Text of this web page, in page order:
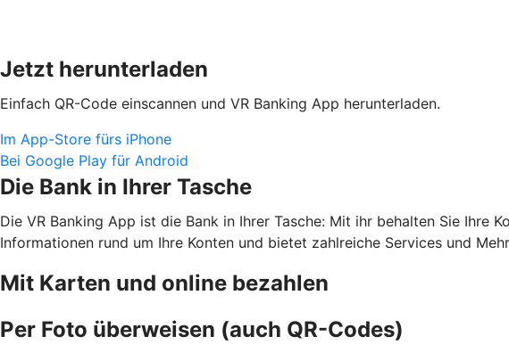
Jetzt herunterladen
Einfach QR-Code einscannen und VR Banking App herunterladen.
Im App-Store fürs iPhone
Bei Google Play für Android
Die Bank in Ihrer Tasche
Die VR Banking App ist die Bank in Ihrer Tasche: Mit ihr behalten Sie Ihre
Informationen rund um Ihre Konten und bietet zahlreiche Services und
Mit Karten und online bezahlen
Per Foto überweisen (auch QR-Codes)